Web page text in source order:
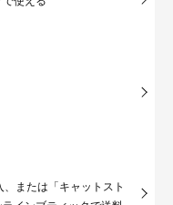
または「キャットスト